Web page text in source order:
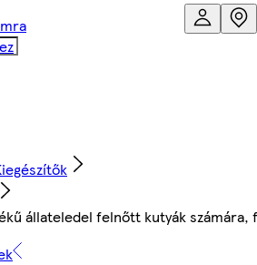
állateledel felnőtt kutyák számára,